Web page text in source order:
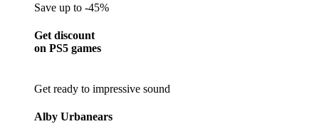
Save up to -45%
Get discount
on PS5 games
Get ready to impressive sound
Alby Urbanears